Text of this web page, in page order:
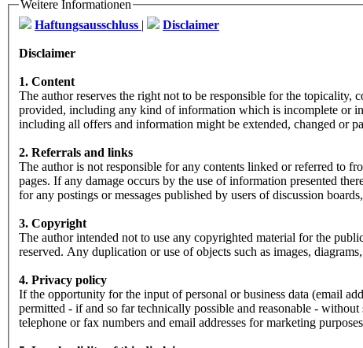
Weitere Informationen
Haftungsausschluss | Disclaimer
Disclaimer
1. Content
The author reserves the right not to be responsible for the
provided, including any kind of information which is incomplete or
including all offers and information might be extended, changed or
2. Referrals and links
The author is not responsible for any contents linked or referred to
pages. If any damage occurs by the use of information presented
for any postings or messages published by users of discussion
3. Copyright
The author intended not to use any copyrighted material for the
reserved. Any duplication or use of objects such as images,
4. Privacy policy
If the opportunity for the input of personal or business data (email
permitted - if and so far technically possible and reasonable -
telephone or fax numbers and email addresses for marketing